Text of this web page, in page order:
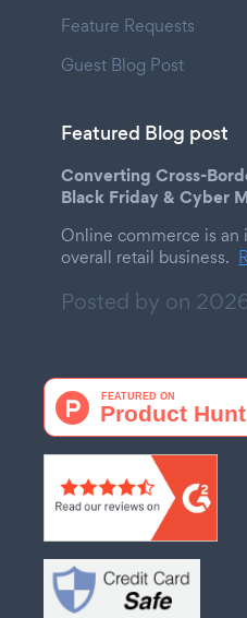
Feature Requests
Guest Blog Post
Featured Blog post
Converting Cross-
Black Friday & Cyber
Online commerce is an
overall retail business.
Posted by on